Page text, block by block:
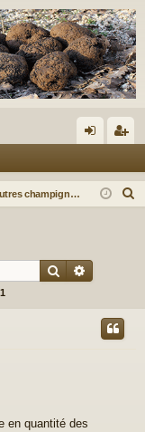
ne cri
Les autres champignons...
Rechercher
1
en quantité des